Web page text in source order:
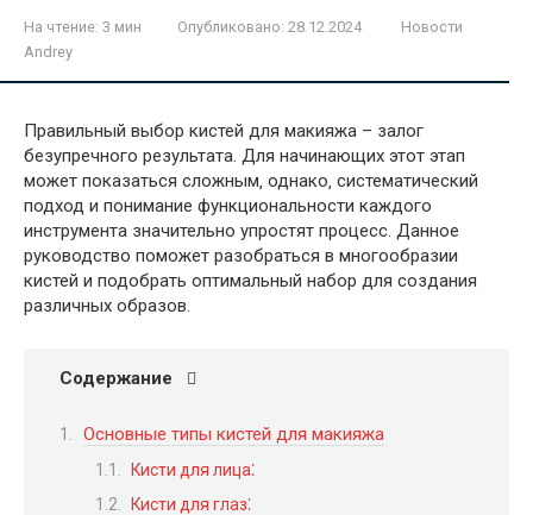
На чтение: 3 мин Опубликовано: 28.12.2024
Новости
Andrey
Правильный выбор кистей для макияжа – залог
безупречного результата. Для начинающих этот этап
может показаться сложным‚ однако‚ систематический
подход и понимание функциональности каждого
инструмента значительно упростят процесс. Данное
руководство поможет разобраться в многообразии
кистей и подобрать оптимальный набор для создания
различных образов.
Содержание
Основные типы кистей для макияжа
Кисти для лица⁚
Кисти для глаз⁚